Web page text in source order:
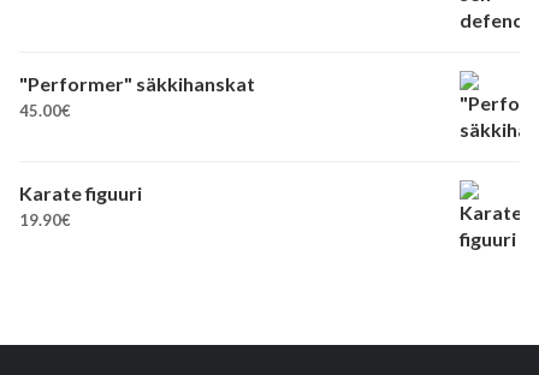
"Performer" säkkihanskat
45.00€
Karate figuuri
19.90€